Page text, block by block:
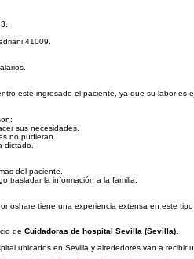
41009.
este ingresado el paciente, ya que su labor es
sus necesidades.
no pudieran.
dictado.
del paciente.
trasladar la información a la familia.
tiene una experiencia extensa en este
de Cuidadoras de hospital Sevilla (Sevilla)
ubicados en Sevilla y alrededores van a